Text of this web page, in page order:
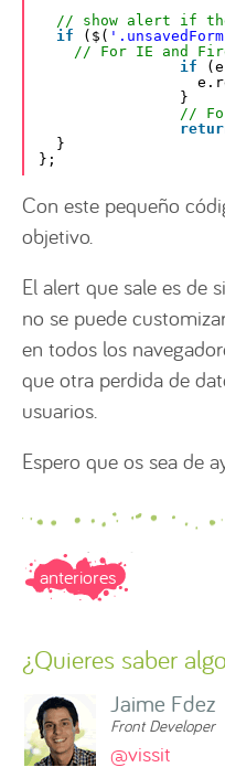
// show alert if
if
($(
// For IE and
if
}
//
}
};
Con este pequeño
objetivo.
El alert que sale es de
no se puede
en todos los
que otra perdida de
usuarios.
Espero que os sea de
anteriores
¿Quieres saber
Jaime Fdez
Front Developer
@vissit